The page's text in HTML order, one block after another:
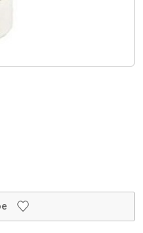
отделочных работ